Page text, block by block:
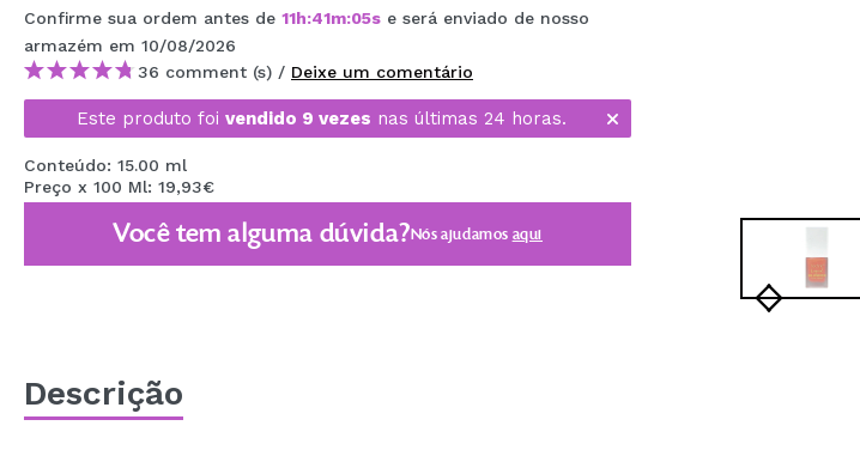
MAQUIFARMA
KOREA ZONE
TRAVEL SIZE
NATURE
DESCONTOS
EM BREVE
Confirme sua ordem antes de 11h:41m:04s e será enviado de nosso
armazém em 10/08/2026
36 comment (s) / Deixe um comentário
Este produto foi vendido 9 vezes nas últimas 24 horas.
Conteúdo: 15.00 ml
Preço x 100 Ml: 19,93€
Você tem alguma dúvida?Nós ajudamos aqui
Descrição